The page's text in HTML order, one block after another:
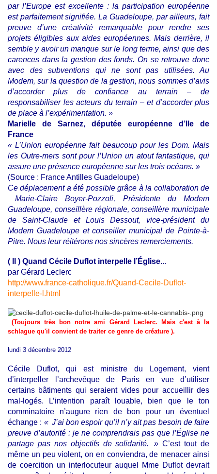
par l’Europe est excellente : la participation européenne
est parfaitement signifiée. La Guadeloupe, par ailleurs, fait
preuve d’une créativité remarquable pour rendre ses
projets éligibles aux aides européennes. Mais derrière, il
semble y avoir un manque sur le long terme, ainsi que des
carences dans la gestion des fonds. On se retrouve donc
avec des subventions qui ne sont pas utilisées. Au
Modem, sur la question de la gestion, nous sommes d’avis
d’accorder plus de confiance au terrain – de
responsabiliser les acteurs du terrain – et d’accorder plus
de place à l’expérimentation. »
Marielle de Sarnez, députée européenne d’Ile de
France
« L’Union européenne fait beaucoup pour les Dom. Mais
les Outre-mers sont pour l’Union un atout fantastique, qui
assure une présence européenne sur les trois océans. »
(Source : France Antilles Guadeloupe)
Ce déplacement a été possible grâce à la collaboration de
Marie-Claire Boyer-Pozzoli, Présidente du Modem
Guadeloupe, conseillère régionale, conseillère municipale
de Saint-Claude et Louis Dessout, vice-président du
Modem Guadeloupe et conseiller municipal de Pointe-à-
Pitre. Nous leur réitérons nos sincères remerciements.
( II ) Quand Cécile Duflot interpelle l’Église...
par Gérard Leclerc
http://www.france-catholique.fr/Quand-Cecile-Duflot-
interpelle-l.html
(Toujours très bon notre ami Gérard Leclerc. Mais c'est à la
schlague qu'il convient de traiter ce genre de créature ).
lundi 3 décembre 2012
Cécile Duflot, qui est ministre du Logement, vient
d’interpeller l’archevêque de Paris en vue d’utiliser
certains bâtiments qui seraient vides pour accueillir des
mal-logés. L’intention paraît louable, bien que le ton
comminatoire n’augure rien de bon pour un éventuel
échange : « J’ai bon espoir qu’il n’y ait pas besoin de faire
preuve d’autorité : je ne comprendrais pas que l’Église ne
partage pas nos objectifs de solidarité. » C’est tout de
même un peu violent, on en conviendra, de menacer ainsi
de coercition un interlocuteur auquel Mme Duflot devrait